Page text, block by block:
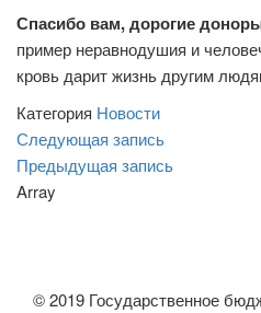
Спасибо вам, дорогие
пример неравнодушия и
кровь дарит жизнь другим
Категория Новости
Навигация
по
записям
Следующая записьСледующая
запись
Предыдущая записьПредыдущая
Array
© 2019 Государственное